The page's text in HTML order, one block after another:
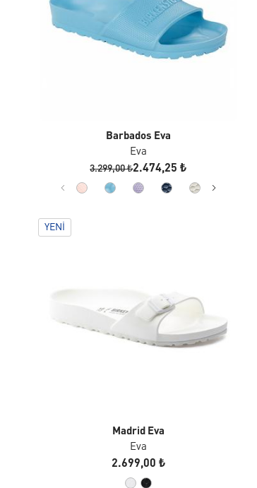
Barbados Eva
Eva
3.299,00 ₺2.474,25 ₺
YENI
Madrid Eva
Eva
2.699,00 ₺